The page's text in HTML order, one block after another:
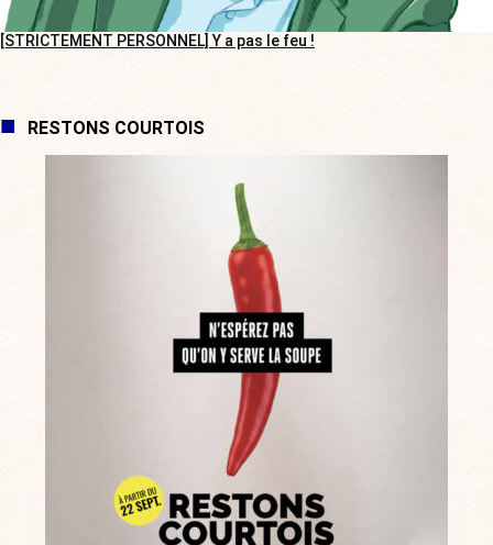
[STRICTEMENT PERSONNEL] Y a pas le feu !
RESTONS COURTOIS